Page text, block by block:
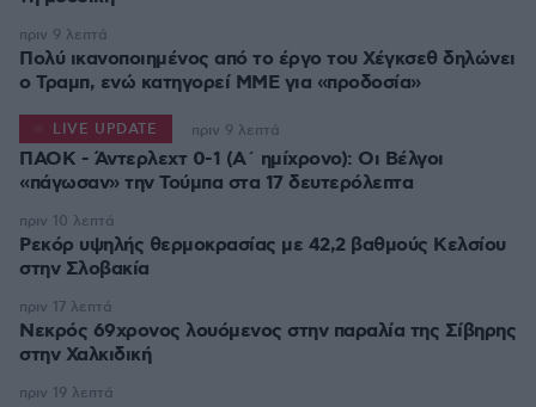
Πολύ ικανοποιημένος από το έργο του Χέγκσεθ δηλώνει
ο Τραμπ, ενώ κατηγορεί ΜΜΕ για «προδοσία»
πριν 9 λεπτά
ΠΑΟΚ - Άντερλεχτ 0-1 (Α΄ ημίχρονο): Οι Βέλγοι
«πάγωσαν» την Τούμπα στα 17 δευτερόλεπτα
LIVE UPDATE πριν 9 λεπτά
Ρεκόρ υψηλής θερμοκρασίας με 42,2 βαθμούς Κελσίου
στην Σλοβακία
πριν 10 λεπτά
Νεκρός 69χρονος λουόμενος στην παραλία της Σίβηρης
στην Χαλκιδική
πριν 17 λεπτά
πριν 19 λεπτά